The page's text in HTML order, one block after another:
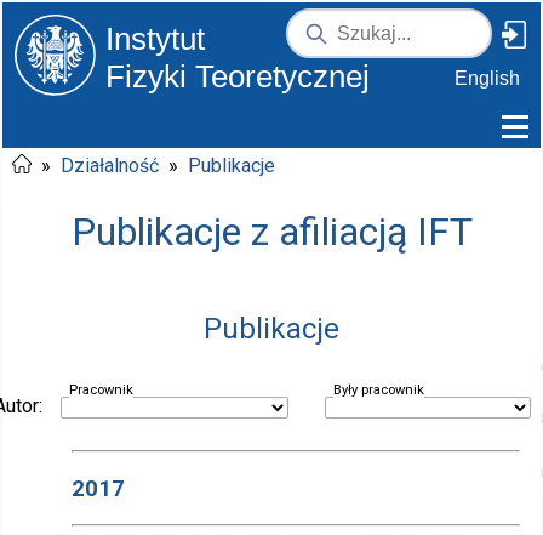
Instytut
Fizyki Teoretycznej
English
» Działalność » Publikacje
Publikacje z afiliacją IFT
Publikacje
Pracownik Były pracownik
2017